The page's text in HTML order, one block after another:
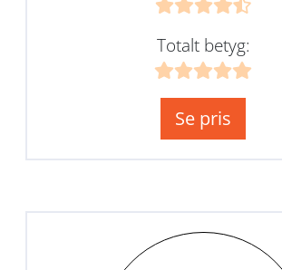
Totalt betyg:
Se pris